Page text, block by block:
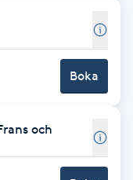
Boka
och